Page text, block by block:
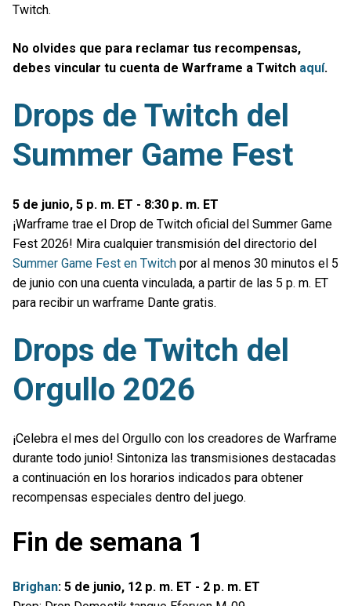
Twitch.
No olvides que para reclamar tus recompensas,
debes vincular tu cuenta de Warframe a Twitch aquí.
Drops de Twitch del
Summer Game Fest
5 de junio, 5 p. m. ET - 8:30 p. m. ET
¡Warframe trae el Drop de Twitch oficial del Summer Game
Fest 2026! Mira cualquier transmisión del directorio del
Summer Game Fest en Twitch por al menos 30 minutos el 5
de junio con una cuenta vinculada, a partir de las 5 p. m. ET
para recibir un warframe Dante gratis.
Drops de Twitch del
Orgullo 2026
¡Celebra el mes del Orgullo con los creadores de Warframe
durante todo junio! Sintoniza las transmisiones destacadas
a continuación en los horarios indicados para obtener
recompensas especiales dentro del juego.
Fin de semana 1
Brighan: 5 de junio, 12 p. m. ET - 2 p. m. ET